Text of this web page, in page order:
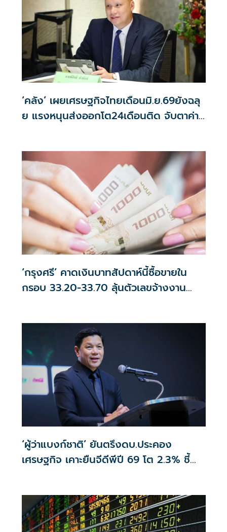
‘คลัง’ เผยเศรษฐกิจไทยเดือนมิ.ย.69ยังฉลุ
ย แรงหนุนส่งออกโต24เดือนติด จับตาค่า
‘กรุงศรี’ คาดเงินบาทสัปดาห์นี้ซื้อขายใน
กรอบ 33.20-33.70 ลุ้นตัวเลขจ้างงาน
‘ผู้ว่าแบงก์ชาติ’ ยันตรึงดบ.ประคอง
เศรษฐกิจ เคาะยืนจีดีพีปี 69 โต 2.3% ชี้